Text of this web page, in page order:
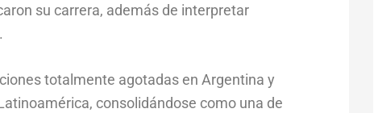
su carrera, además de interpretar
totalmente agotadas en Argentina y
consolidándose como una de